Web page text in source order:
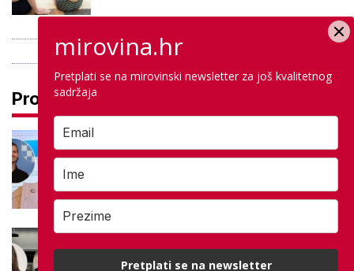
Pročitaj još
potpuno različitih predmeta: Stižu
Kakvi su danas studenti? 'Dolaze
mirovina.hr
Pretplati se na mirovinski newsletter za još kvalitetnog
sadržaja
Pretplati se na newsletter